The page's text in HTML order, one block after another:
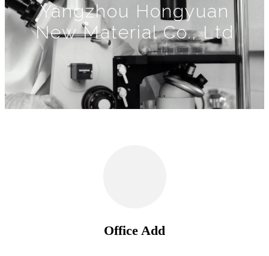
Yangzhou Hongyuan
New Material Co., Ltd
Office Add